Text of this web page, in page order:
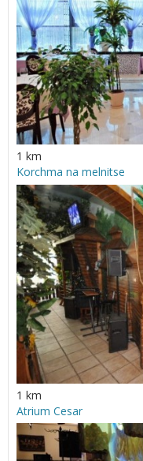
1 km
Korchma na melnitse
1 km
Atrium Cesar